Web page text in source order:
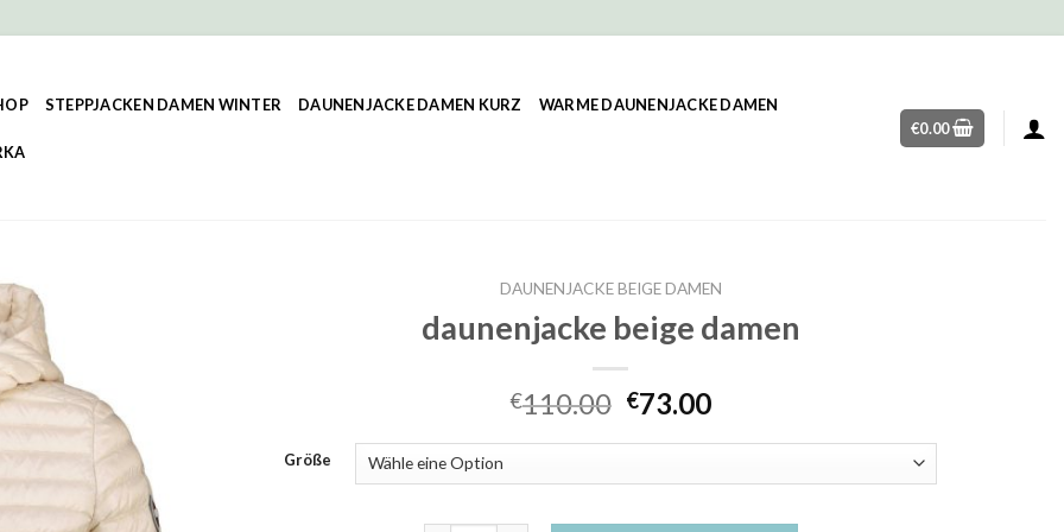
STEPPJACKEN DAMEN WINTER DAUNENJACKE DAMEN KURZ WARME DAUNENJACKE DAMEN
€0.00
DAUNENJACKE BEIGE DAMEN
daunenjacke beige damen
€110.00 €73.00
Größe